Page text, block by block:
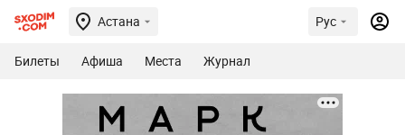
Астана Рус
Билеты Афиша Места Журнал